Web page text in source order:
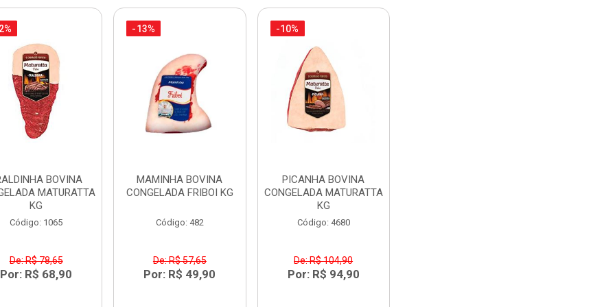
BOVINA
MATURATTA
KG
Código: 1065
De: R$ 78,65
Por: R$ 68,90
-13%
MAMINHA BOVINA
CONGELADA FRIBOI KG
Código: 482
De: R$ 57,65
Por: R$ 49,90
-10%
PICANHA BOVINA
CONGELADA MATURATTA
KG
Código: 4680
De: R$ 104,90
Por: R$ 94,90